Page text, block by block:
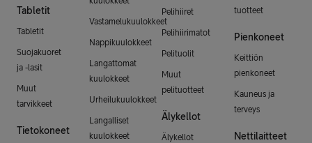
Tabletit
Tabletit
Suojakuoret
ja -lasit
Muut
tarvikkeet
Tietokoneet
Vastamelukuulokkeet
Nappikuulokkeet
Langattomat
kuulokkeet
Urheilukuulokkeet
Langalliset
kuulokkeet
Pelihiiret
Pelihiirimatot
Pelituolit
Muut
pelituotteet
Älykellot
Älykellot
tuotteet
Pienkoneet
Keittiön
pienkoneet
Kauneus ja
terveys
Nettilaitteet